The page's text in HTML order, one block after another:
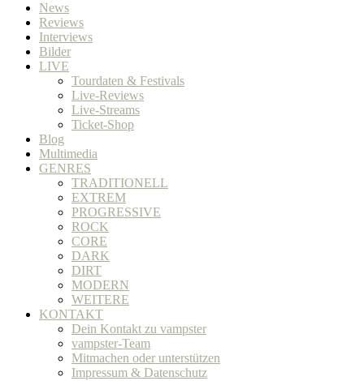
News
Reviews
Interviews
Bilder
LIVE
Tourdaten & Festivals
Live-Reviews
Live-Streams
Ticket-Shop
Blog
Multimedia
GENRES
TRADITIONELL
EXTREM
PROGRESSIVE
ROCK
CORE
DARK
DIRT
MODERN
WEITERE
KONTAKT
Dein Kontakt zu vampster
vampster-Team
Mitmachen oder unterstützen
Impressum & Datenschutz